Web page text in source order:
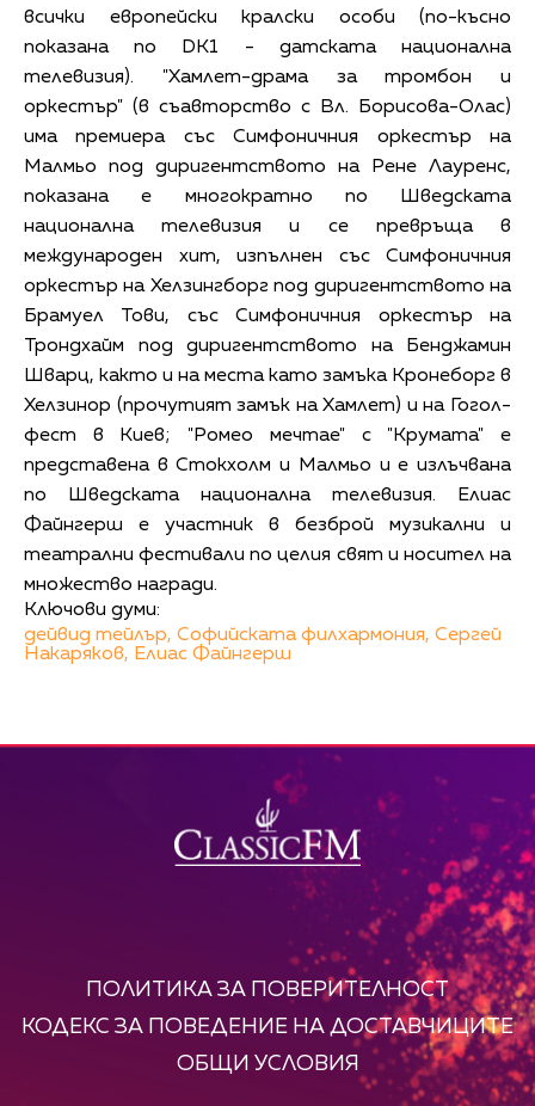
всички европейски кралски особи (по-късно
показана по DK1 - датската национална
телевизия). "Хамлет-драма за тромбон и
оркестър" (в съавторство с Вл. Борисова-Олас)
има премиера със Симфоничния оркестър на
Малмьо под диригентството на Рене Лауренс,
показана е многократно по Шведската
национална телевизия и се превръща в
международен хит, изпълнен със Симфоничния
оркестър на Хелзингборг под диригентството на
Брамуел Тови, със Симфоничния оркестър на
Трондхайм под диригентството на Бенджамин
Шварц, както и на места като замъка Кронеборг в
Хелзинор (прочутият замък на Хамлет) и на Гогол-
фест в Киев; "Ромео мечтае" с "Крумата" е
представена в Стокхолм и Малмьо и е излъчвана
по Шведската национална телевизия. Елиас
Файнгерш е участник в безброй музикални и
театрални фестивали по целия свят и носител на
множество награди.
Ключови думи:
дейвид тейлър, Софийската филхармония, Сергей
Накаряков, Елиас Файнгерш
ПОЛИТИКА ЗА ПОВЕРИТЕЛНОСТ
КОДЕКС ЗА ПОВЕДЕНИЕ НА ДОСТАВЧИЦИТЕ
ОБЩИ УСЛОВИЯ